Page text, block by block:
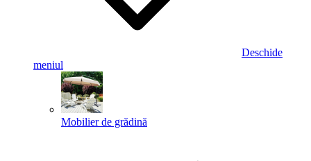
Deschide
meniul
Mobilier de grădină